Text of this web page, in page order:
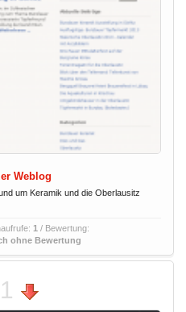
Weblog
um Keramik und die Oberlausitz
1 / Bewertung:
ohne Bewertung